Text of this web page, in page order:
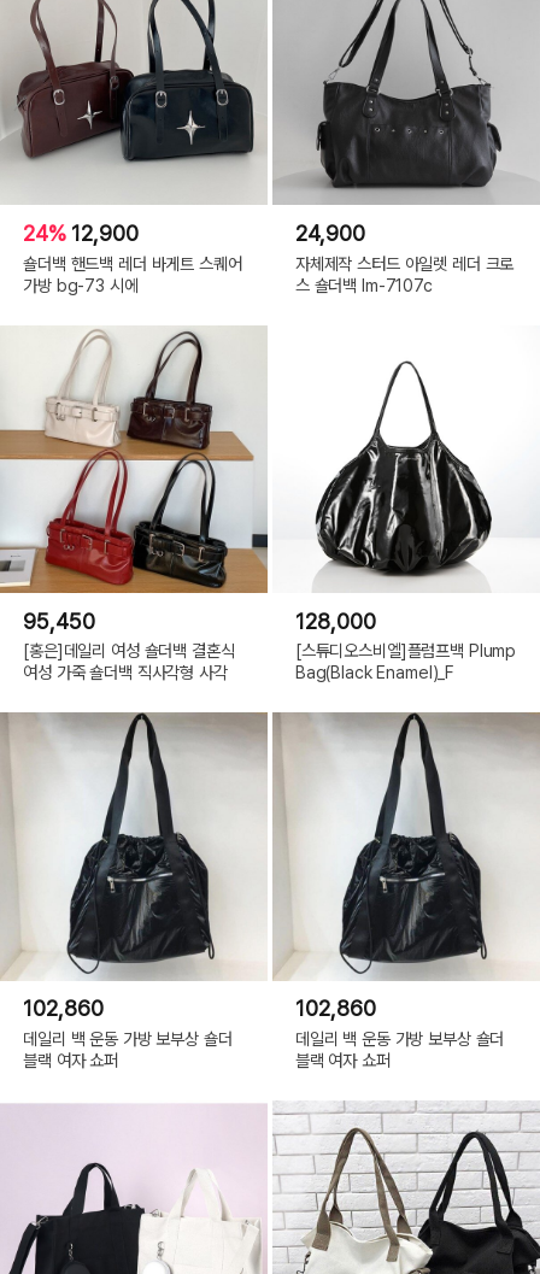
24% 12,900
숄더백 핸드백 레더 바게트 스퀘어
가방 bg-73 시에
24,900
자체제작 스터드 아일렛 레더 크로
스 숄더백 lm-7107c
95,450
[홍은]데일리 여성 숄더백 결혼식
여성 가죽 숄더백 직사각형 사각
128,000
[스튜디오스비엘]플럼프백 Plump
Bag(Black Enamel)_F
102,860
데일리 백 운동 가방 보부상 숄더
블랙 여자 쇼퍼
102,860
데일리 백 운동 가방 보부상 숄더
블랙 여자 쇼퍼